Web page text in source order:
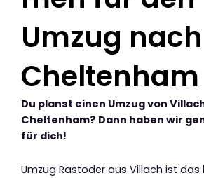
Umzug nach
Cheltenham
Du planst einen Umzug von
Cheltenham? Dann haben wir
für dich!
Umzug Rastoder aus Villach ist das